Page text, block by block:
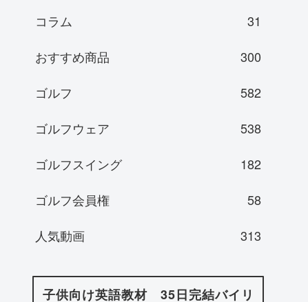
コラム
31
おすすめ商品
300
ゴルフ
582
ゴルフウェア
538
ゴルフスイング
182
ゴルフ会員権
58
人気動画
313
子供向け英語教材 35日完結バイリ